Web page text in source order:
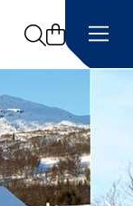
Search